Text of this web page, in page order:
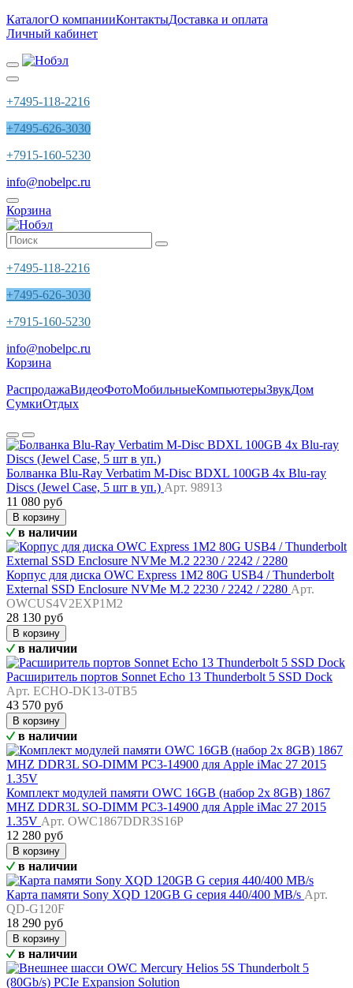
КаталогО компанииКонтактыДоставка и оплата
Личный кабинет
+7495-118-2216
+7495-626-3030
+7915-160-5230
info@nobelpc.ru
Корзина
+7495-118-2216
+7495-626-3030
+7915-160-5230
info@nobelpc.ru
Корзина
РаспродажаВидеоФотоМобильныеКомпьютерыЗвукДом
СумкиОтдых
Болванка Blu-Ray Verbatim M-Disc BDXL 100GB 4x Blu-ray
Discs (Jewel Case, 5 шт в уп.) Арт. 98913
11 080 руб
В корзину
в наличии
Корпус для диска OWC Express 1M2 80G USB4 / Thunderbolt
External SSD Enclosure NVMe M.2 2230 / 2242 / 2280 Арт.
OWCUS4V2EXP1M2
28 130 руб
В корзину
в наличии
Расширитель портов Sonnet Echo 13 Thunderbolt 5 SSD Dock
Арт. ECHO-DK13-0TB5
43 570 руб
В корзину
в наличии
Комплект модулей памяти OWC 16GB (набор 2x 8GB) 1867
MHZ DDR3L SO-DIMM PC3-14900 для Apple iMac 27 2015
1.35V Арт. OWC1867DDR3S16P
12 280 руб
В корзину
в наличии
Карта памяти Sony XQD 120GB G серия 440/400 MB/s Арт.
QD-G120F
18 290 руб
В корзину
в наличии